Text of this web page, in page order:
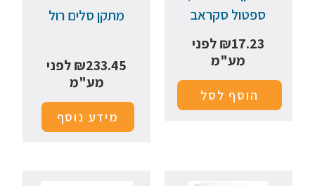
ספטול סקראב
₪17.23
לפני
מע"מ
הוסף לסל
מתקן סלים רול
₪233.45
לפני
מע"מ
מידע נוסף